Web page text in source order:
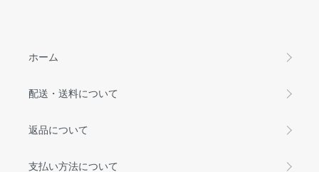
ホーム
配送・送料について
返品について
支払い方法について